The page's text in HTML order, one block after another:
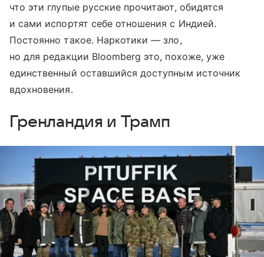
что эти глупые русские прочитают, обидятся
и сами испортят себе отношения с Индией.
Постоянно такое. Наркотики — зло,
но для редакции Bloomberg это, похоже, уже
единственный оставшийся доступным источник
вдохновения.
Гренландия и Трамп